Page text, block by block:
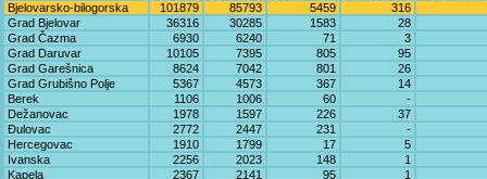
Bjelovarsko-bilogorska
101879 85793 5459
316
Grad Bjelovar
36316 30285 1583
28
Grad Čazma
6930 6240 71
3
Grad Daruvar
10105 7395 805
95
Grad Garešnica
8624 7042 801
26
Grad Grubišno Polje
5367 4573 367
14
Berek
1106 1006 60
-
Dežanovac
1978 1597 226
37
Đulovac
2772 2447 231
-
Hercegovac
1910 1799 17
5
Ivanska
2256 2023 148
1
Kapela
2367 2141 95
1